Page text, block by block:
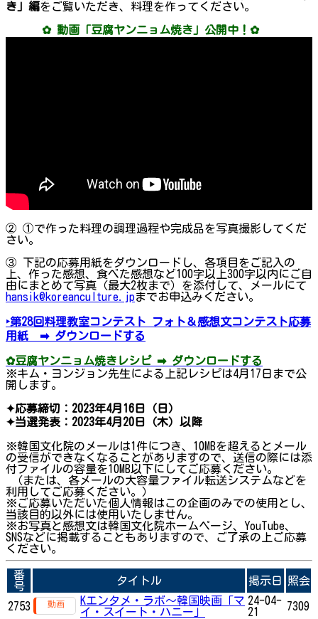
き」編をご覧いただき、料理を作ってください。
✿ 動画「豆腐ヤンニョム焼き」公開中！✿
② ①で作った料理の調理過程や完成品を写真撮影してくだ
さい。
③ 下記の応募用紙をダウンロードし、各項目をご記入の
上、作った感想、食べた感想など100字以上300字以内にご自
由にまとめて写真（最大2枚まで）を添付して、メールにて
hansik@koreanculture.jpまでお申込みください。
‣第28回料理教室コンテスト フォト＆感想文コンテスト応募
用紙 ➡ ダウンロードする
✿豆腐ヤンニョム焼きレシピ ➡ ダウンロードする
※キム・ヨンジョン先生による上記レシピは4月17日まで公
開します。
✦応募締切：2023年4月16日（日）
✦当選発表：2023年4月20日（木）以降
※韓国文化院のメールは1件につき、10MBを超えるとメール
の受信ができなくなることがありますので、送信の際には添
付ファイルの容量を10MB以下にしてご応募ください。
（または、各メールの大容量ファイル転送システムなどを
利用してご応募ください。）
※ご応募いただいた個人情報はこの企画のみでの使用とし、
当該目的以外には使用いたしません。
※お写真と感想文は韓国文化院ホームページ、YouTube、
SNSなどに掲載することもありますので、ご了承の上ご応募
ください。
番
号
タイトル 掲示日 照会
2753
Kエンタメ・ラボ～韓国映画「マ
イ・スイート・ハニー」
24-04-
21
7309